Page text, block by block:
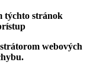
týchto stránok
webových